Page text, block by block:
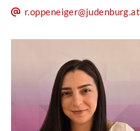
r.oppeneiger@judenburg.at